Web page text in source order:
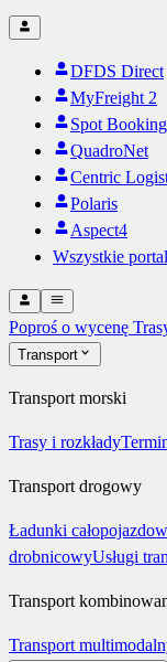
DFDS Direct
MyFreight 2
Spot Booking
QuadroNet
Centric
Polaris
Aspect4
Wszystkie
Poproś o wycenę
Transport
Transport morski
Trasy i rozkłady
Transport drogowy
Ładunki
drobnicowyUsługi
Transport
Transport